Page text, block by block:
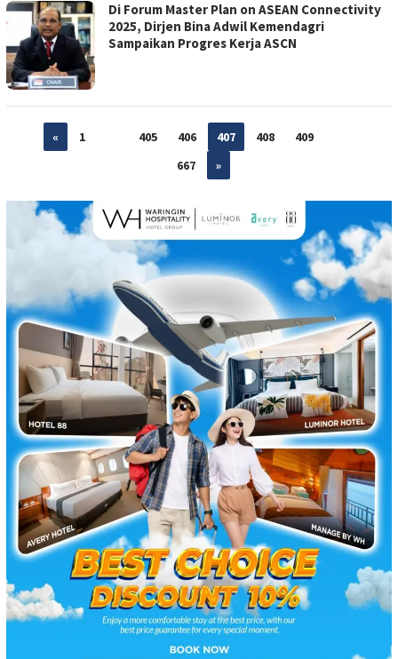
Di Forum Master Plan on ASEAN Connectivity
2025, Dirjen Bina Adwil Kemendagri
Sampaikan Progres Kerja ASCN
« 1 405 406 407 408 409
667
»